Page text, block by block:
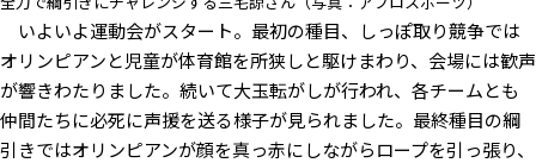
いよいよ運動会がスタート。最初の種目、しっぽ取り競争では
オリンピアンと児童が体育館を所狭しと駆けまわり、会場には歓声
が響きわたりました。続いて大玉転がしが行われ、各チームとも
仲間たちに必死に声援を送る様子が見られました。最終種目の綱
引きではオリンピアンが顔を真っ赤にしながらロープを引っ張り、